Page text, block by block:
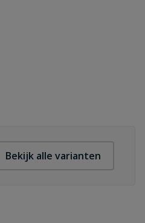
Bekijk alle varianten